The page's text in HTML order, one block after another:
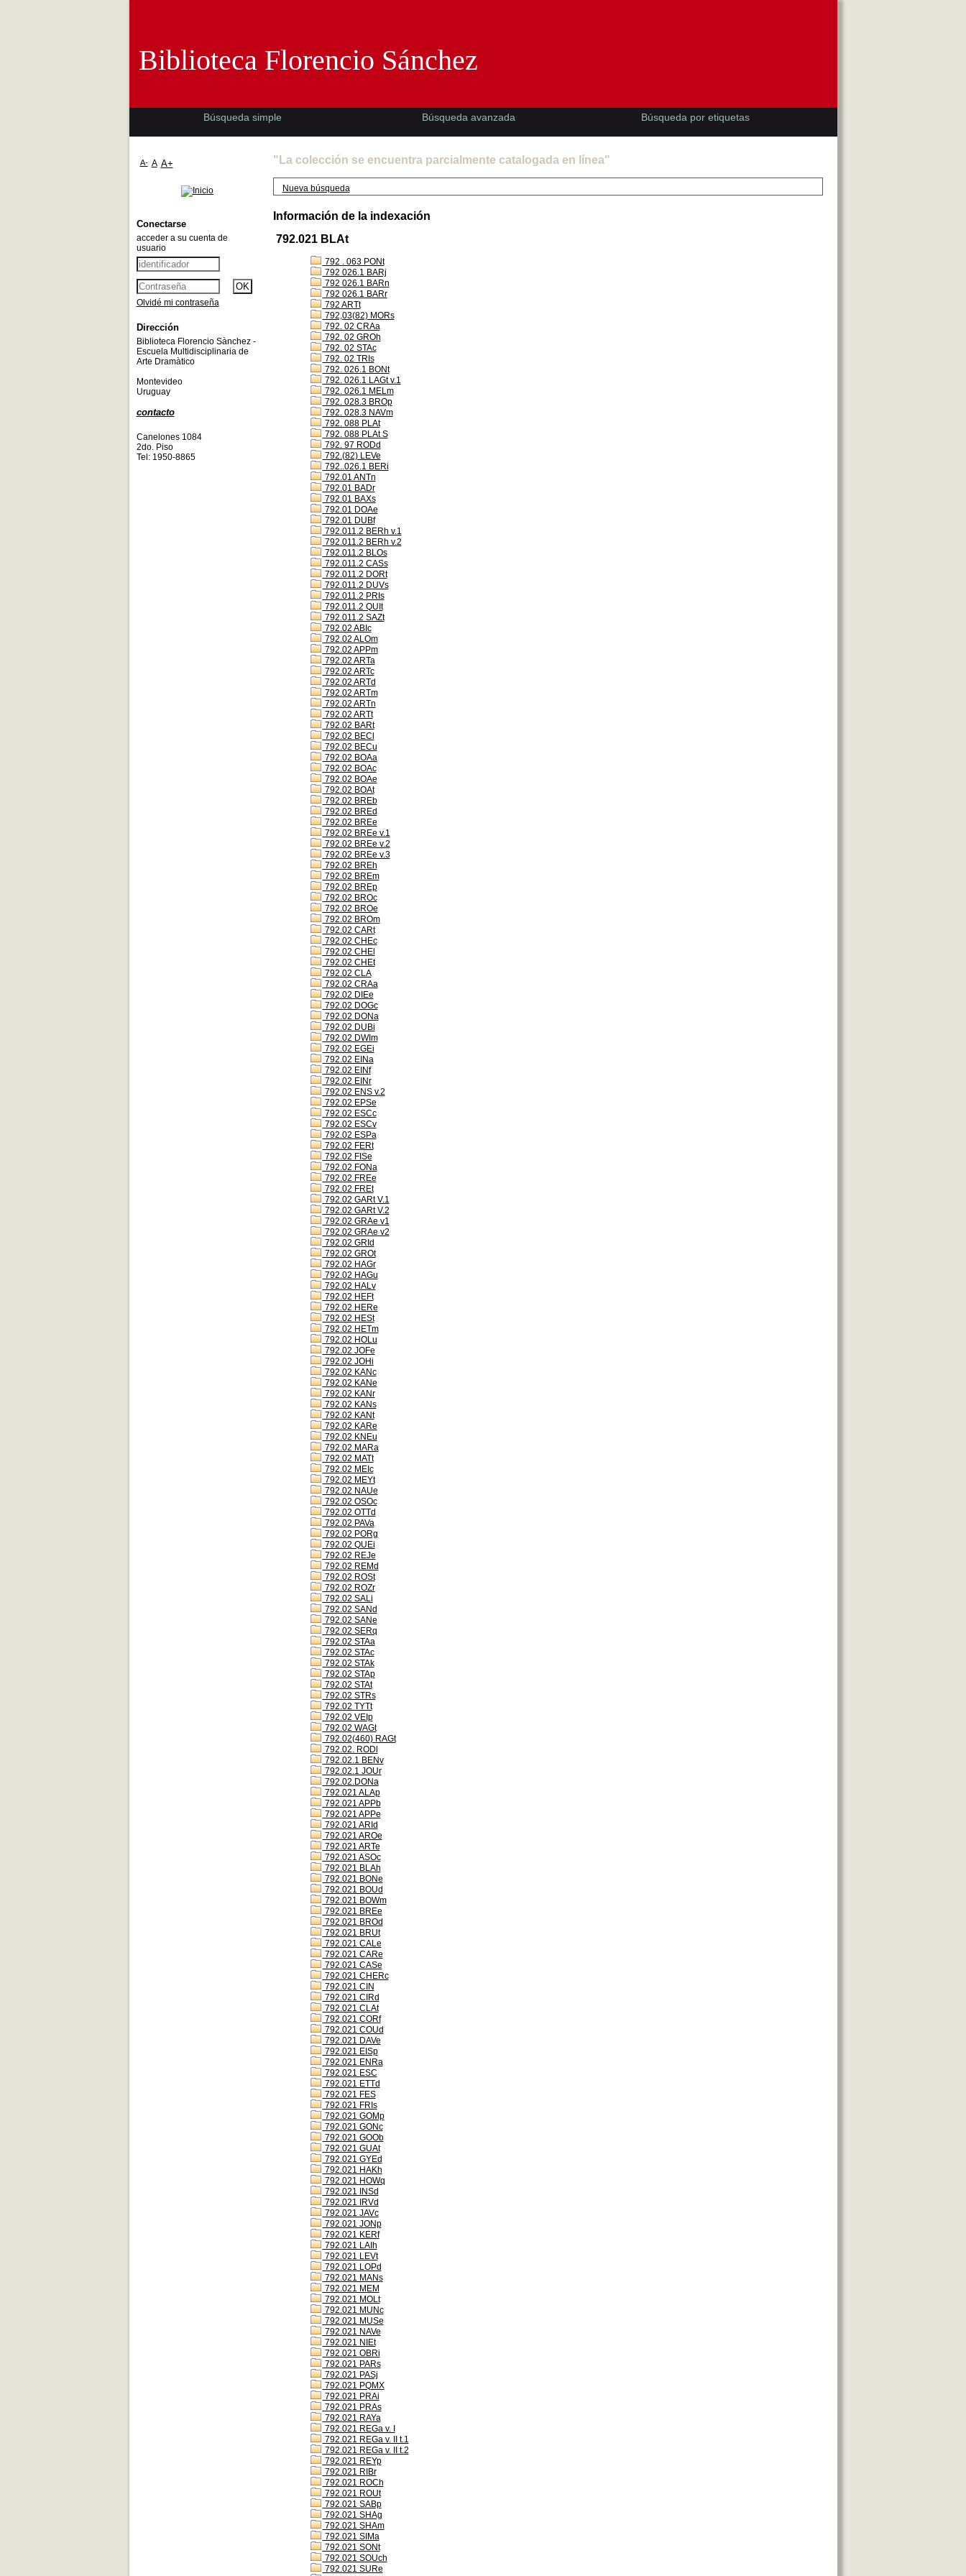
"La colección se encuentra parcialmente catalogada en línea"
Nueva búsqueda
Información de la indexación
792.021 BLAt
792 . 063 PONt
792 026.1 BARj
792 026.1 BARn
792 026.1 BARr
792 ARTt
792,03(82) MORs
792. 02 CRAa
792. 02 GROh
792. 02 STAc
792. 02 TRIs
792. 026.1 BONt
792. 026.1 LAGt v.1
792. 026.1 MELm
792. 028.3 BROp
792. 028.3 NAVm
792. 088 PLAt
792. 088 PLAt S
792. 97 RODd
792.(82) LEVe
792..026.1 BERi
792.01 ANTn
792.01 BADr
792.01 BAXs
792.01 DOAe
792.01 DUBf
792.011.2 BERh v.1
792.011.2 BERh v.2
792.011.2 BLOs
792.011.2 CASs
792.011.2 DORt
792.011.2 DUVs
792.011.2 PRIs
792.011.2 QUIt
792.011.2 SAZt
792.02 ABIc
792.02 ALOm
792.02 APPm
792.02 ARTa
792.02 ARTc
792.02 ARTd
792.02 ARTm
792.02 ARTn
792.02 ARTt
792.02 BARt
792.02 BECl
792.02 BECu
792.02 BOAa
792.02 BOAc
792.02 BOAe
792.02 BOAt
792.02 BREb
792.02 BREd
792.02 BREe
792.02 BREe v.1
792.02 BREe v.2
792.02 BREe v.3
792.02 BREh
792.02 BREm
792.02 BREp
792.02 BROc
792.02 BROe
792.02 BROm
792.02 CARt
792.02 CHEc
792.02 CHEl
792.02 CHEt
792.02 CLA
792.02 CRAa
792.02 DIEe
792.02 DOGc
792.02 DONa
792.02 DUBi
792.02 DWIm
792.02 EGEi
792.02 EINa
792.02 EINf
792.02 EINr
792.02 ENS v.2
792.02 EPSe
792.02 ESCc
792.02 ESCv
792.02 ESPa
792.02 FERt
792.02 FISe
792.02 FONa
792.02 FREe
792.02 FREt
792.02 GARt V.1
792.02 GARt V.2
792.02 GRAe v1
792.02 GRAe v2
792.02 GRId
792.02 GROt
792.02 HAGr
792.02 HAGu
792.02 HALv
792.02 HEFt
792.02 HERe
792.02 HESt
792.02 HETm
792.02 HOLu
792.02 JOFe
792.02 JOHi
792.02 KANc
792.02 KANe
792.02 KANr
792.02 KANs
792.02 KANt
792.02 KARe
792.02 KNEu
792.02 MARa
792.02 MATt
792.02 MEIc
792.02 MEYt
792.02 NAUe
792.02 OSOc
792.02 OTTd
792.02 PAVa
792.02 PORg
792.02 QUEi
792.02 REJe
792.02 REMd
792.02 ROSt
792.02 ROZr
792.02 SALi
792.02 SANd
792.02 SANe
792.02 SERq
792.02 STAa
792.02 STAc
792.02 STAk
792.02 STAp
792.02 STAt
792.02 STRs
792.02 TYTt
792.02 VEIp
792.02 WAGt
792.02(460) RAGt
792.02. RODl
792.02.1 BENv
792.02.1 JOUr
792.02.DONa
792.021 ALAp
792.021 APPb
792.021 APPe
792.021 ARId
792.021 AROe
792.021 ARTe
792.021 ASOc
792.021 BLAh
792.021 BONe
792.021 BOUd
792.021 BOWm
792.021 BREe
792.021 BROd
792.021 BRUt
792.021 CALe
792.021 CARe
792.021 CASe
792.021 CHERc
792.021 CIN
792.021 CIRd
792.021 CLAt
792.021 CORf
792.021 COUd
792.021 DAVe
792.021 EISp
792.021 ENRa
792.021 ESC
792.021 ETTd
792.021 FES
792.021 FRIs
792.021 GOMp
792.021 GONc
792.021 GOOb
792.021 GUAt
792.021 GYEd
792.021 HAKh
792.021 HOWq
792.021 INSd
792.021 IRVd
792.021 JAVc
792.021 JONp
792.021 KERf
792.021 LAIh
792.021 LEVt
792.021 LOPd
792.021 MANs
792.021 MEM
792.021 MOLt
792.021 MUNc
792.021 MUSe
792.021 NAVe
792.021 NIEt
792.021 OBRi
792.021 PARs
792.021 PASj
792.021 PQMX
792.021 PRAi
792.021 PRAs
792.021 RAYa
792.021 REGa v. I
792.021 REGa v. II t.1
792.021 REGa v. II t.2
792.021 REYp
792.021 RIBr
792.021 ROCh
792.021 ROUt
792.021 SABp
792.021 SHAg
792.021 SHAm
792.021 SIMa
792.021 SONt
792.021 SOUch
792.021 SURe
Biblioteca Florencio Sánchez
Búsqueda simple Búsqueda avanzada Búsqueda por etiquetas
A- A A+
Conectarse
acceder a su cuenta de
usuario
Olvidé mi contraseña
Dirección
Biblioteca Florencio Sànchez -
Escuela Multidisciplinaria de
Arte Dramàtico
Montevideo
Uruguay
contacto
Canelones 1084
2do. Piso
Tel: 1950-8865